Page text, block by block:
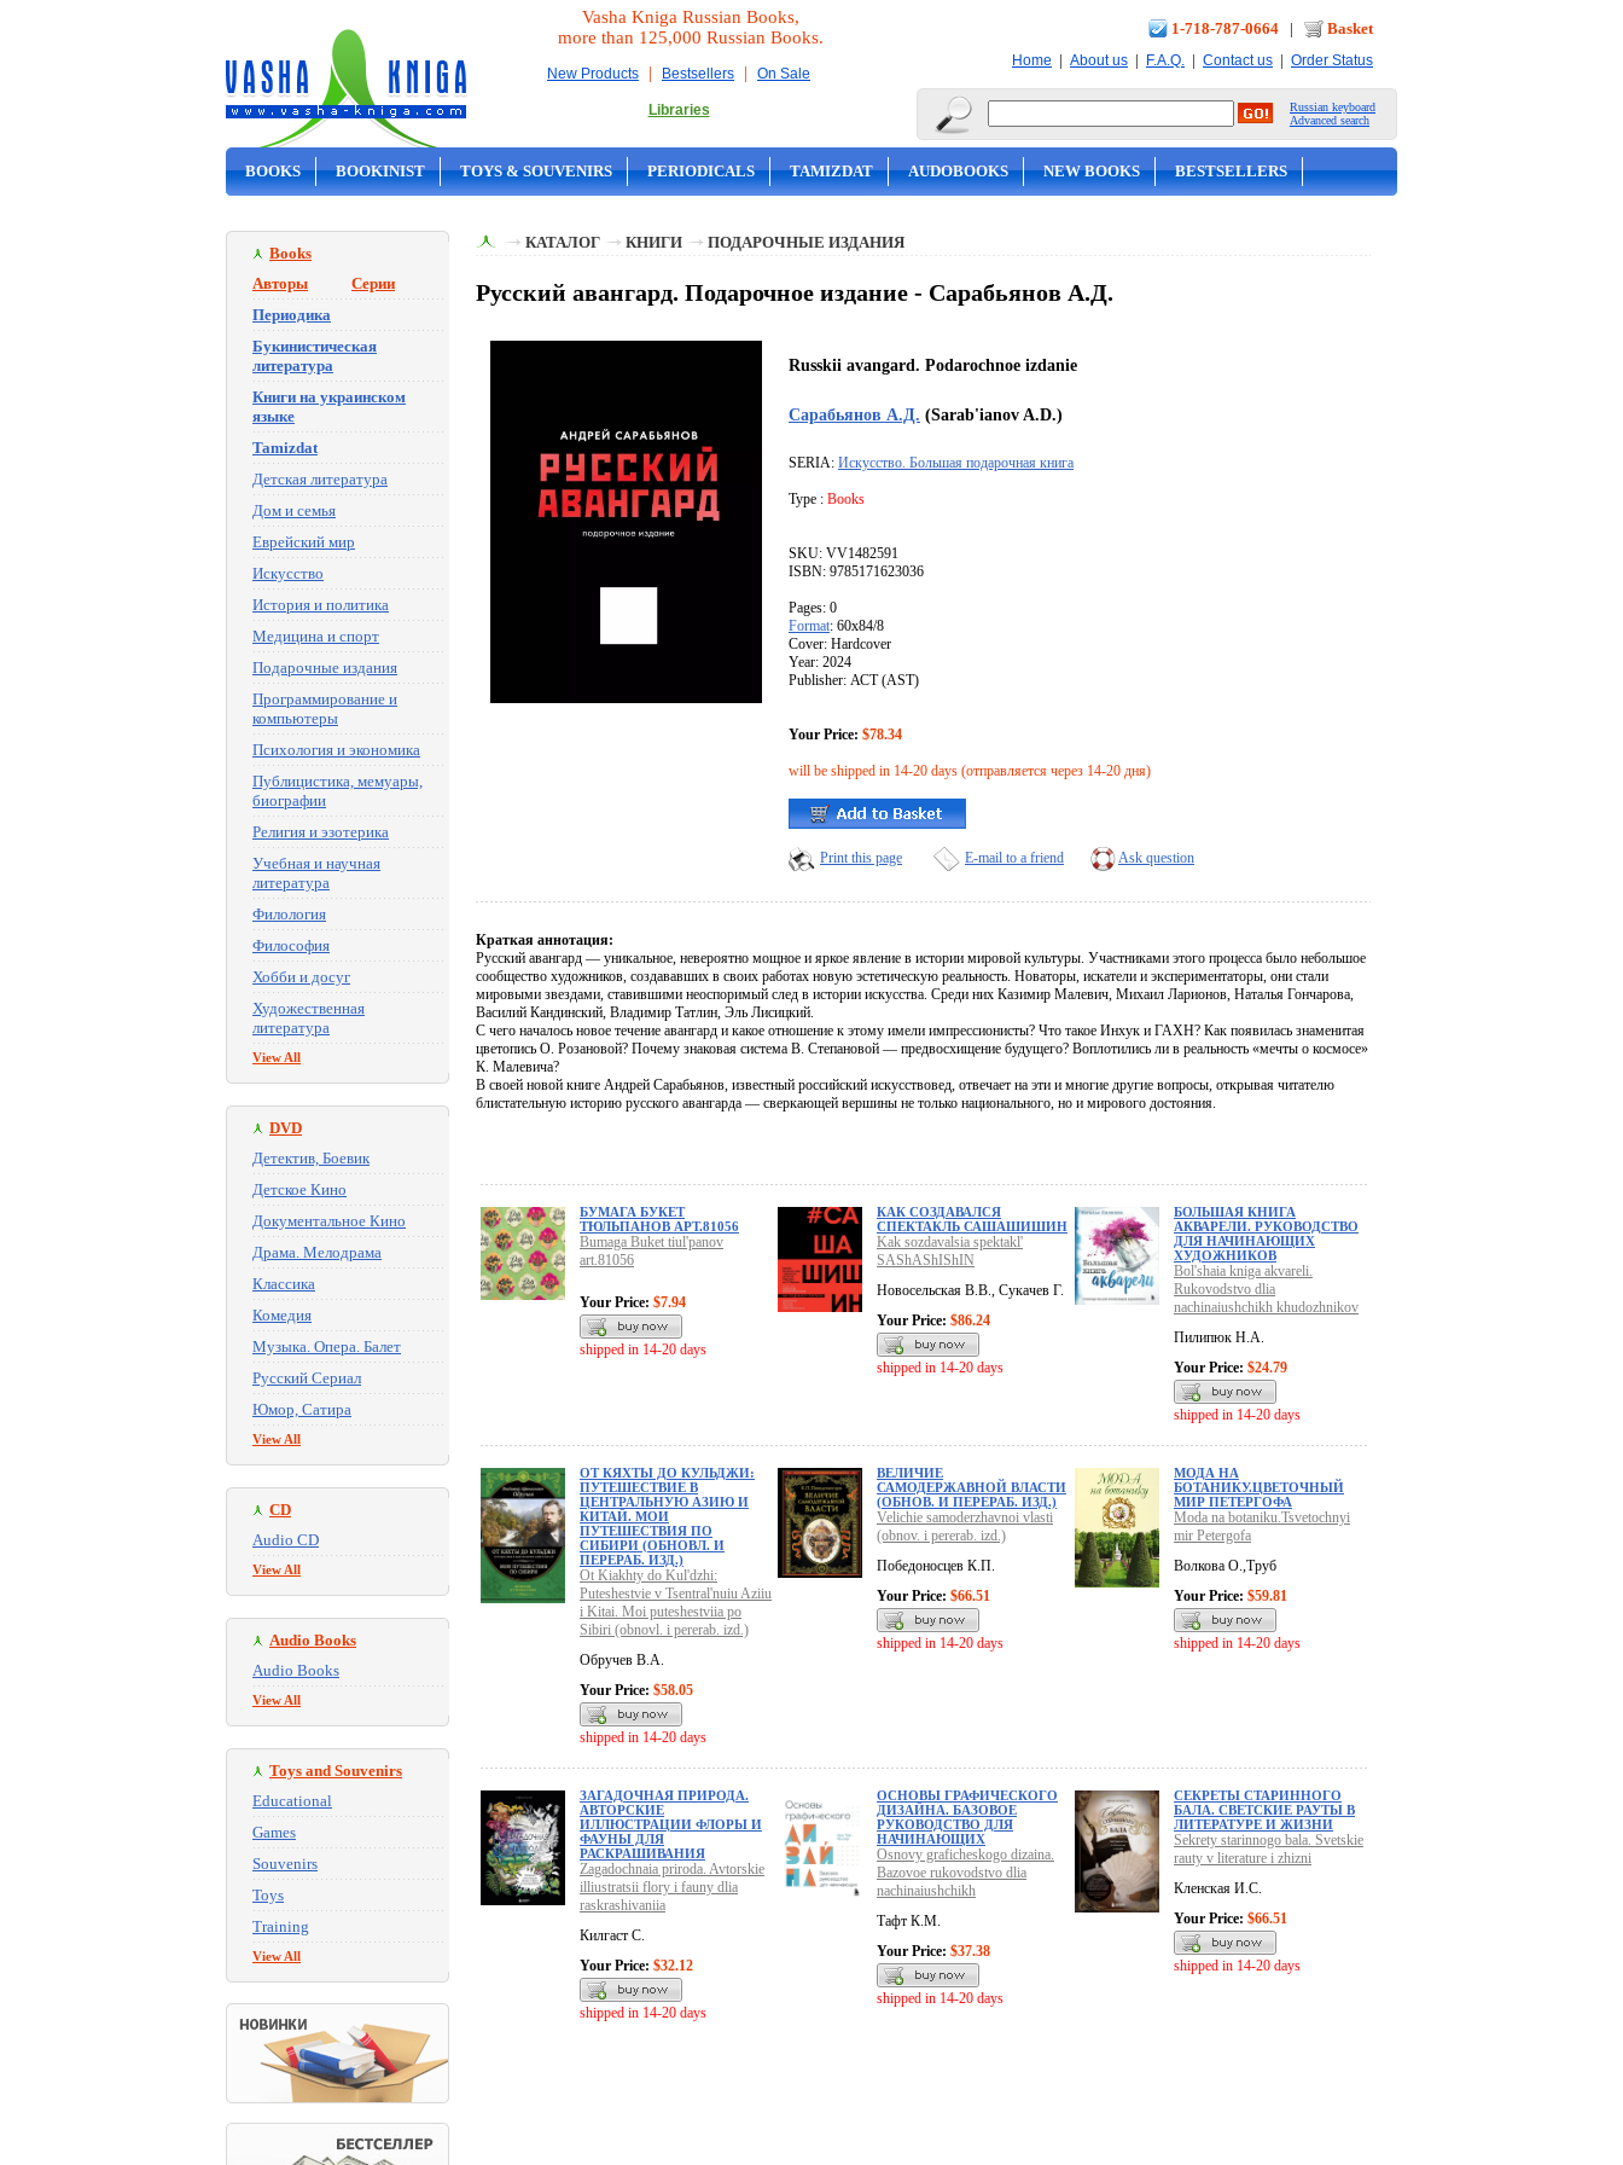
Vasha Kniga Russian Books,
more than 125,000 Russian Books.
New Products | Bestsellers | On Sale
Libraries
1-718-787-0664 | Basket
Home | About us | F.A.Q. | Contact us | Order Status
Russian keyboard
Advanced search
BOOKS BOOKINIST TOYS & SOUVENIRS PERIODICALS TAMIZDAT AUDOBOOKS NEW BOOKS BESTSELLERS
Books
Авторы
Серии
Периодика
Букинистическая
литература
Книги на украинском
языке
Tamizdat
Детская литература
Дом и семья
Еврейский мир
Искусство
История и политика
Медицина и спорт
Подарочные издания
Программирование и
компьютеры
Психология и экономика
Публицистика, мемуары,
биографии
Религия и эзотерика
Учебная и научная
литература
Филология
Философия
Хобби и досуг
Художественная
литература
View All
DVD
Детектив, Боевик
Детское Кино
Документальное Кино
Драма. Мелодрама
Классика
Комедия
Музыка. Опера. Балет
Русский Сериал
Юмор, Сатира
View All
CD
Audio CD
View All
Audio Books
Audio Books
View All
Toys and Souvenirs
Educational
Games
Souvenirs
Toys
Training
View All
КАТАЛОГ КНИГИ ПОДАРОЧНЫЕ ИЗДАНИЯ
Русский авангард. Подарочное издание - Сарабьянов А.Д.
Russkii avangard. Podarochnoe izdanie
Сарабьянов А.Д. (Sarab'ianov A.D.)
SERIA: Искусство. Большая подарочная книга
Type : Books
SKU: VV1482591
ISBN: 9785171623036
Pages: 0
Format: 60x84/8
Cover: Hardcover
Year: 2024
Publisher: АСТ (AST)
Your Price: $78.34
will be shipped in 14-20 days (отправляется через 14-20 дня)
Print this page E-mail to a friend Ask question
Краткая аннотация:
Русский авангард — уникальное, невероятно мощное и яркое явление в истории мировой культуры. Участниками этого процесса было небольшое
сообщество художников, создававших в своих работах новую эстетическую реальность. Новаторы, искатели и экспериментаторы, они стали
мировыми звездами, ставившими неоспоримый след в истории искусства. Среди них Казимир Малевич, Михаил Ларионов, Наталья Гончарова,
Василий Кандинский, Владимир Татлин, Эль Лисицкий.
С чего началось новое течение авангард и какое отношение к этому имели импрессионисты? Что такое Инхук и ГАХН? Как появилась знаменитая
цветопись О. Розановой? Почему знаковая система В. Степановой — предвосхищение будущего? Воплотились ли в реальность «мечты о космосе»
К. Малевича?
В своей новой книге Андрей Сарабьянов, известный российский искусствовед, отвечает на эти и многие другие вопросы, открывая читателю
блистательную историю русского авангарда — сверкающей вершины не только национального, но и мирового достояния.
БУМАГА БУКЕТ
ТЮЛЬПАНОВ АРТ.81056
Bumaga Buket tiul'panov
art.81056
Your Price: $7.94
shipped in 14-20 days
КАК СОЗДАВАЛСЯ
СПЕКТАКЛЬ САШАШИШИН
Kak sozdavalsia spektakl'
SAShAShIShIN
Новосельская В.В., Сукачев Г.
Your Price: $86.24
shipped in 14-20 days
БОЛЬШАЯ КНИГА
АКВАРЕЛИ. РУКОВОДСТВО
ДЛЯ НАЧИНАЮЩИХ
ХУДОЖНИКОВ
Bol'shaia kniga akvareli.
Rukovodstvo dlia
nachinaiushchikh khudozhnikov
Пилипюк Н.А.
Your Price: $24.79
shipped in 14-20 days
ОТ КЯХТЫ ДО КУЛЬДЖИ:
ПУТЕШЕСТВИЕ В
ЦЕНТРАЛЬНУЮ АЗИЮ И
КИТАЙ. МОИ
ПУТЕШЕСТВИЯ ПО
СИБИРИ (ОБНОВЛ. И
ПЕРЕРАБ. ИЗД.)
Ot Kiakhty do Kul'dzhi:
Puteshestvie v Tsentral'nuiu Aziiu
i Kitai. Moi puteshestviia po
Sibiri (obnovl. i pererab. izd.)
Обручев В.А.
Your Price: $58.05
shipped in 14-20 days
ВЕЛИЧИЕ
САМОДЕРЖАВНОЙ ВЛАСТИ
(ОБНОВ. И ПЕРЕРАБ. ИЗД.)
Velichie samoderzhavnoi vlasti
(obnov. i pererab. izd.)
Победоносцев К.П.
Your Price: $66.51
shipped in 14-20 days
МОДА НА
БОТАНИКУ.ЦВЕТОЧНЫЙ
МИР ПЕТЕРГОФА
Moda na botaniku.Tsvetochnyi
mir Petergofa
Волкова О.,Труб
Your Price: $59.81
shipped in 14-20 days
ЗАГАДОЧНАЯ ПРИРОДА.
АВТОРСКИЕ
ИЛЛЮСТРАЦИИ ФЛОРЫ И
ФАУНЫ ДЛЯ
РАСКРАШИВАНИЯ
Zagadochnaia priroda. Avtorskie
illiustratsii flory i fauny dlia
raskrashivaniia
Килгаст С.
Your Price: $32.12
shipped in 14-20 days
ОСНОВЫ ГРАФИЧЕСКОГО
ДИЗАЙНА. БАЗОВОЕ
РУКОВОДСТВО ДЛЯ
НАЧИНАЮЩИХ
Osnovy graficheskogo dizaina.
Bazovoe rukovodstvo dlia
nachinaiushchikh
Тафт К.М.
Your Price: $37.38
shipped in 14-20 days
СЕКРЕТЫ СТАРИННОГО
БАЛА. СВЕТСКИЕ РАУТЫ В
ЛИТЕРАТУРЕ И ЖИЗНИ
Sekrety starinnogo bala. Svetskie
rauty v literature i zhizni
Кленская И.С.
Your Price: $66.51
shipped in 14-20 days